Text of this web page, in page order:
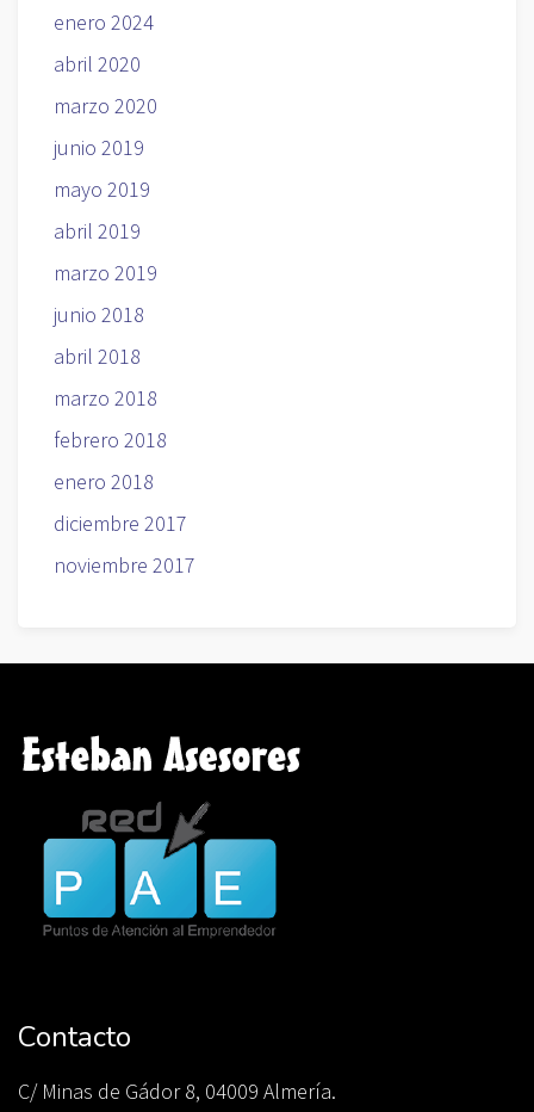
enero 2024
abril 2020
marzo 2020
junio 2019
mayo 2019
abril 2019
marzo 2019
junio 2018
abril 2018
marzo 2018
febrero 2018
enero 2018
diciembre 2017
noviembre 2017
Contacto
C/ Minas de Gádor 8, 04009 Almería.